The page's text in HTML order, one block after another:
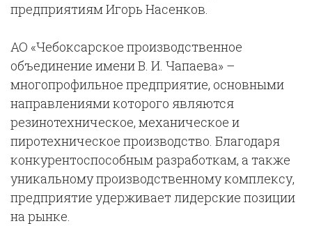
предприятиям Игорь Насенков.
АО «Чебоксарское производственное
объединение имени В. И. Чапаева» –
многопрофильное предприятие, основными
направлениями которого являются
резинотехническое, механическое и
пиротехническое производство. Благодаря
конкурентоспособным разработкам, а также
уникальному производственному комплексу,
предприятие удерживает лидерские позиции
на рынке.